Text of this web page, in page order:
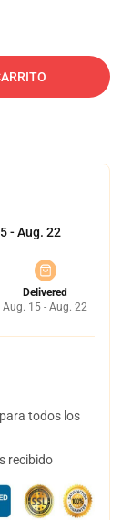
- Aug. 22
Delivered
Aug. 15 - Aug. 22
todos los
recibido